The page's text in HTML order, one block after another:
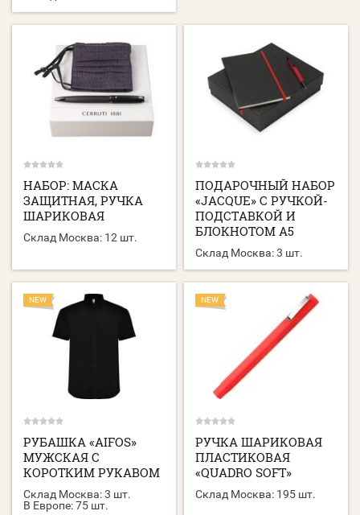
НАБОР: МАСКА
ЗАЩИТНАЯ, РУЧКА
ШАРИКОВАЯ
Склад Москва: 12 шт.
ПОДАРОЧНЫЙ НАБОР
«JACQUE» С РУЧКОЙ-
ПОДСТАВКОЙ И
БЛОКНОТОМ А5
Склад Москва: 3 шт.
NEW
РУБАШКА «AIFOS»
МУЖСКАЯ С
КОРОТКИМ РУКАВОМ
Склад Москва:3 шт.
В Европе:75 шт.
NEW
РУЧКА ШАРИКОВАЯ
ПЛАСТИКОВАЯ
«QUADRO SOFT»
Склад Москва: 195 шт.